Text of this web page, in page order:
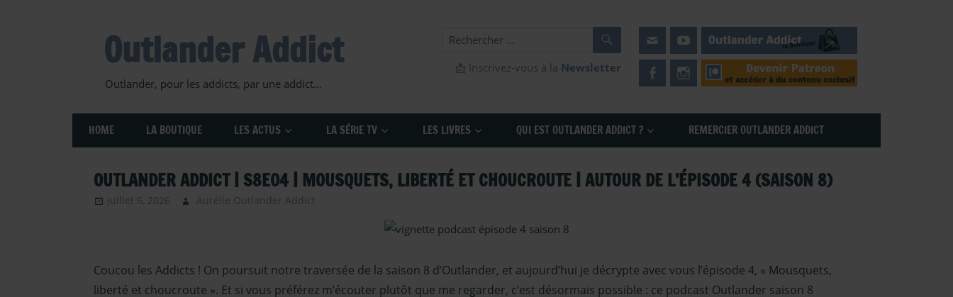
contentOutlander Addict
Outlander, pour les addicts, par une addict…
📩 Inscrivez-vous à la Newsletter
HOME LA BOUTIQUE LES ACTUS LA SÉRIE TV LES LIVRES QUI EST OUTLANDER ADDICT ? REMERCIER OUTLANDER ADDICT
OUTLANDER ADDICT | S8E04 | MOUSQUETS, LIBERTÉ ET CHOUCROUTE | AUTOUR DE L’ÉPISODE 4 (SAISON 8)
juillet 6, 2026 Aurélie Outlander Addict
Coucou les Addicts ! On poursuit notre traversée de la saison 8 d’Outlander, et aujourd’hui je décrypte avec vous l’épisode 4, « Mousquets,
liberté et choucroute ». Et si vous préférez m’écouter plutôt que me regarder, c’est désormais possible : ce podcast Outlander saison 8